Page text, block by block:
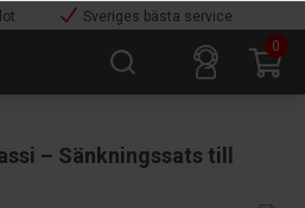
Sveriges bästa service
0
– Sänkningssats till